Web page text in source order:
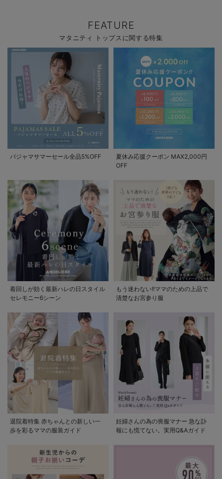
FEATURE
マタニティ トップスに関する特集
パジャマサマーセール全品5%OFF
夏休み応援クーポン MAX2,000円
OFF
着回しが効く最新ハレの日スタイル
セレモニー6シーン
もう迷わない!!ママのための上品で
清楚なお宮参り服
退院着特集 赤ちゃんとの新しい一
歩を彩るママの服装ガイド
妊婦さんの為の喪服マナー 急な訃
報にも慌てない。実用Q&Aガイド